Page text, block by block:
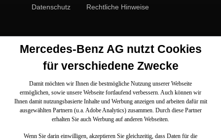
Datenschutz Rechtliche Hinweise
Mercedes-Benz AG nutzt Cookies
für verschiedene Zwecke
Damit möchten wir Ihnen die bestmögliche Nutzung unserer Webseite
ermöglichen, sowie unsere Webseite fortlaufend verbessern. Auch können wir
Ihnen damit nutzungsbasierte Inhalte und Werbung anzeigen und arbeiten dafür mit
ausgewählten Partnern (u.a. Adobe Analytics) zusammen. Durch diese Partner
erhalten Sie auch Werbung auf anderen Webseiten.
Wenn Sie darin einwilligen, akzeptieren Sie gleichzeitig, dass Daten für die